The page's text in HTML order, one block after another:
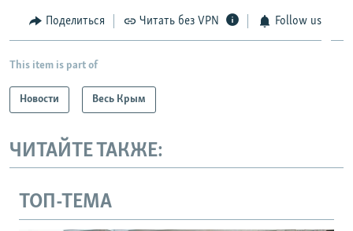
Поделиться Читать без VPN Follow us
This item is part of
Новости Весь Крым
ЧИТАЙТЕ ТАКЖЕ:
ТОП-ТЕМА